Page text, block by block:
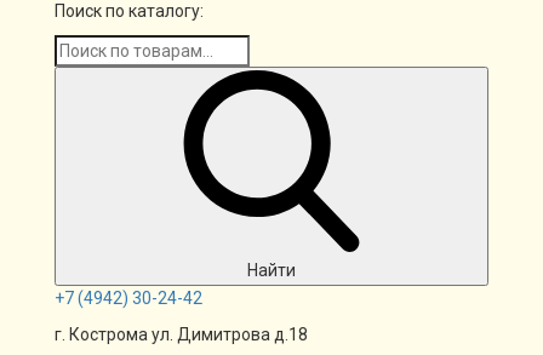
Поиск по каталогу:
Найти
+7(4942) 30-24-42
г. Кострома ул. Димитрова д.18